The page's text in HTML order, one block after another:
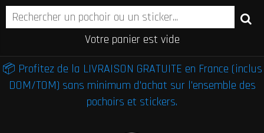
Votre panier est vide
📦 Profitez de la LIVRAISON GRATUITE en France (inclus
DOM/TOM) sans minimum d'achat sur l'ensemble des
pochoirs et stickers.